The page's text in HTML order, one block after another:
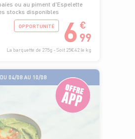
ou au piment d'Espelette
stocks disponibles
OPPORTUNITÉ 6 €
99
La barquette de 275g - Soit 25€42 le kg
DU 04/08 AU 10/08